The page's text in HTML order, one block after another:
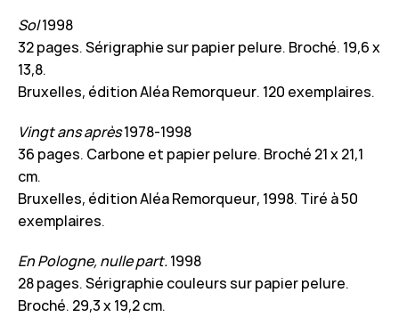
Sol1998
32 pages. Sérigraphie sur papier pelure. Broché. 19,6 x
13,8.
Bruxelles, édition Aléa Remorqueur. 120 exemplaires.
Vingt ans après1978-1998
36 pages. Carbone et papier pelure. Broché 21 x 21,1
cm.
Bruxelles, édition Aléa Remorqueur, 1998. Tiré à 50
exemplaires.
En Pologne, nulle part.1998
28 pages. Sérigraphie couleurs sur papier pelure.
Broché. 29,3 x 19,2 cm.